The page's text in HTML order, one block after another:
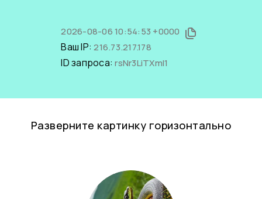
2026-08-06 10:54:53 +0000
Ваш IP:216.73.217.178
ID запроса:rsNr3LiTXmI1
Разверните картинку горизонтально